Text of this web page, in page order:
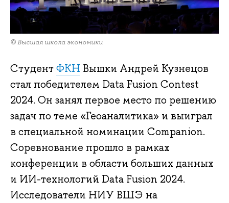
© Высшая школа экономики
СтудентФКН Вышки Андрей Кузнецов
стал победителем Data Fusion Contest
2024. Он занял первое место по решению
задач по теме «Геоаналитика» и выиграл
в специальной номинации Companion.
Соревнование прошло в рамках
конференции в области больших данных
и ИИ-технологий Data Fusion 2024.
Исследователи НИУ ВШЭ на